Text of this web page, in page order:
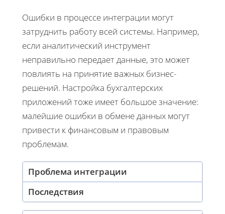
Ошибки в процессе интеграции могут
затруднить работу всей системы. Например,
если аналитический инструмент
неправильно передает данные, это может
повлиять на принятие важных бизнес-
решений. Настройка бухгалтерских
приложений тоже имеет большое значение:
малейшие ошибки в обмене данных могут
привести к финансовым и правовым
проблемам.
Проблема интеграции
Последствия